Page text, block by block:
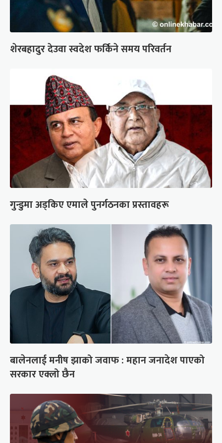
शेरबहादुर देउवा स्वदेश फर्किने समय परिवर्तन
गुन्डुमा अड्किए एमाले पुनर्गठनका प्रस्तावहरू
बालेनलाई मनीष झाको जवाफ : महान जनादेश पाएको
सरकार एक्लो छैन